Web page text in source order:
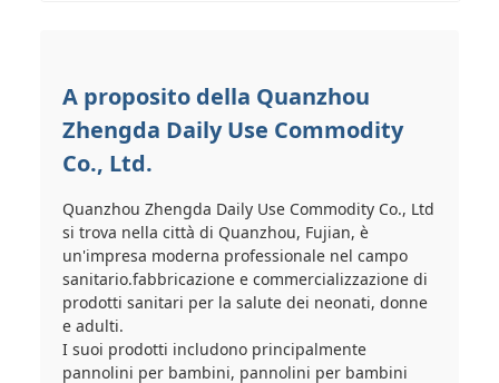
A proposito della Quanzhou
Zhengda Daily Use Commodity
Co., Ltd.
Quanzhou Zhengda Daily Use Commodity Co., Ltd
si trova nella città di Quanzhou, Fujian, è
un'impresa moderna professionale nel campo
sanitario.fabbricazione e commercializzazione di
prodotti sanitari per la salute dei neonati, donne
e adulti.
I suoi prodotti includono principalmente
pannolini per bambini, pannolini per bambini